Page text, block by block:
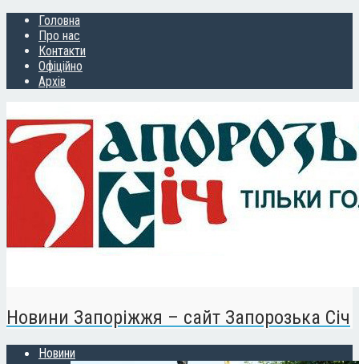
Головна
Про нас
Контакти
Офіційно
Архів
Новини Запоріжжя – сайт Запорозька Січ
Новини